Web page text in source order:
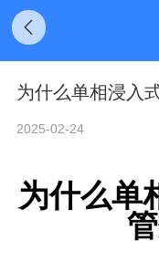
为什么单相浸入
2025-02-24
为什么单